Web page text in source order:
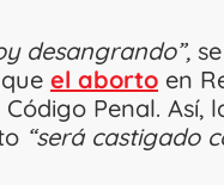
desangrando”,
el aborto en
Penal.
“será castigado